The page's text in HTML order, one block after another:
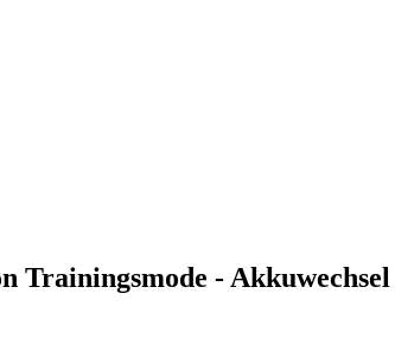
Trainingsmode - Akkuwechsel